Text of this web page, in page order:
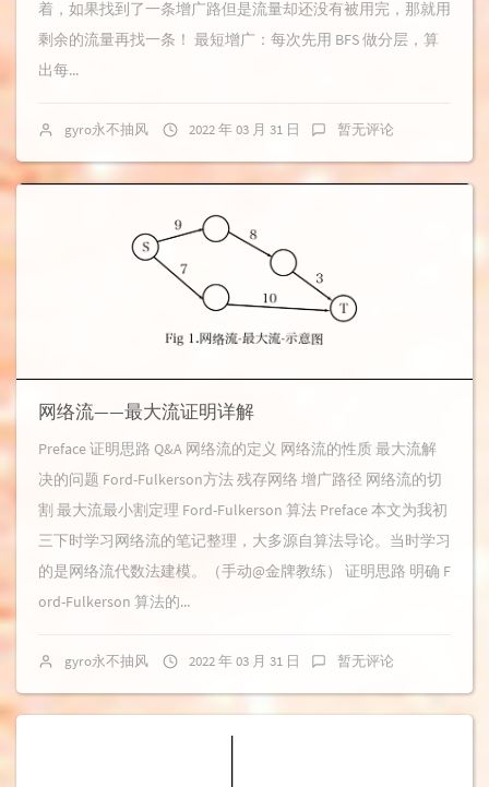
着，如果找到了一条增广路但是流量却还没有被用完，那就用
剩余的流量再找一条！ 最短增广：每次先用 BFS 做分层，算
出每...
gyro永不抽风 2022 年 03 月 31 日 暂无评论
网络流——最大流证明详解
Preface 证明思路 Q&A 网络流的定义 网络流的性质 最大流解
决的问题 Ford-Fulkerson方法 残存网络 增广路径 网络流的切
割 最大流最小割定理 Ford-Fulkerson 算法 Preface 本文为我初
三下时学习网络流的笔记整理，大多源自算法导论。当时学习
的是网络流代数法建模。（手动@金牌教练） 证明思路 明确 F
ord-Fulkerson 算法的...
gyro永不抽风 2022 年 03 月 31 日 暂无评论